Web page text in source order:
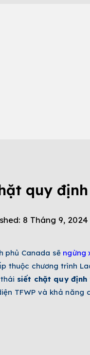
quy
8 Tháng 9, 2024
phủ Canada sẽ ngừng
thuộc chương trình
siết chặt quy định
TFWP và khả